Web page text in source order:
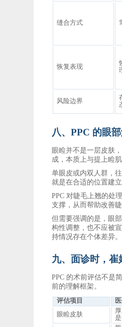
缝合方式
恢复表现
风险边界
八、PPC 的眼
眼睑并不是一层皮肤
成，本质上与提上睑
单眼皮或内双人群，
就是在合适的位置建
PPC 对睫毛上翘的处
支撑，从而帮助改善
但需要强调的是，眼
构性调整，也不应被
持情况存在个体差异。
九、面诊时，崔
PPC 的术前评估不是
前的理解框架。
评估项目
眼睑皮肤